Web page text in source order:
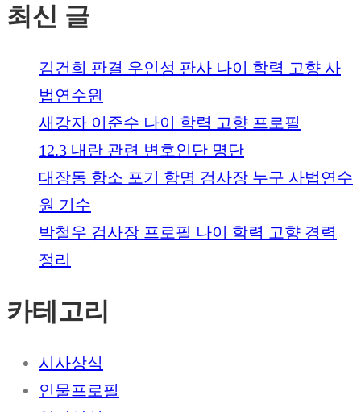
최신 글
김건희 판결 우인성 판사 나이 학력 고향 사
법연수원
새강자 이준수 나이 학력 고향 프로필
12.3 내란 관련 변호인단 명단
대장동 항소 포기 항명 검사장 누구 사법연수
원 기수
박철우 검사장 프로필 나이 학력 고향 경력
정리
카테고리
시사상식
인물프로필